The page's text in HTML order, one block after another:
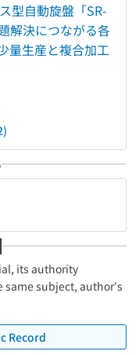
型自動旋盤「SR-
解決につながる各
量生産と複合加工
its authority
same subject, author's
Record